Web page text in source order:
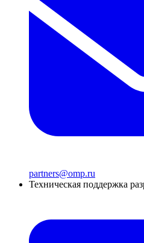
partners@omp.ru
Техническая поддержка